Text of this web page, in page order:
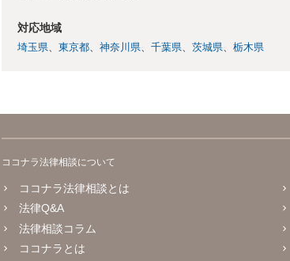
対応地域
埼玉県 東京都 神奈川県 千葉県 茨城県 栃木県
ココナラ法律相談について
ココナラ法律相談とは
法律Q&A
法律相談コラム
ココナラとは